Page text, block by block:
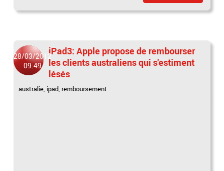
28/03/2012
09:49
iPad3: Apple propose de rembourser
les clients australiens qui s'estiment
lésés
australie, ipad, remboursement